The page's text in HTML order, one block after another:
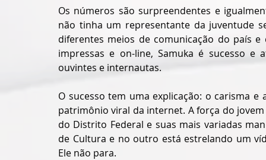
Os números são surpreendentes e
não tinha um representante da juventude
diferentes meios de comunicação do país
impressas e on-line, Samuka é sucesso e
ouvintes e internautas.
O sucesso tem uma explicação: o carisma
patrimônio viral da internet. A força do
do Distrito Federal e suas mais variadas
de Cultura e no outro está estrelando um
Ele não para.